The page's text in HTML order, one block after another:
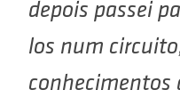
depois passei
los num
conhecimentos